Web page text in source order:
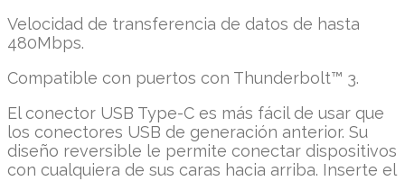
Velocidad de transferencia de datos de hasta
480Mbps.
Compatible con puertos con Thunderbolt™ 3.
El conector USB Type-C es más fácil de usar que
los conectores USB de generación anterior. Su
diseño reversible le permite conectar dispositivos
con cualquiera de sus caras hacia arriba. Inserte el